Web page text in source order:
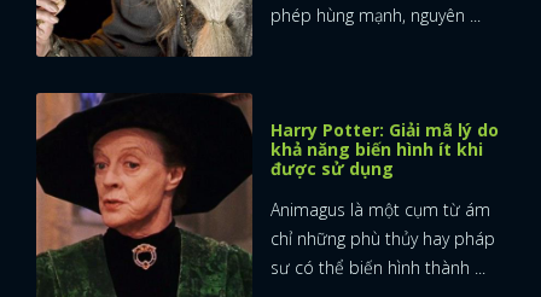
phép hùng mạnh, nguyên ...
Harry Potter: Giải mã lý do
khả năng biến hình ít khi
được sử dụng
Animagus là một cụm từ ám
chỉ những phù thủy hay pháp
sư có thể biến hình thành ...